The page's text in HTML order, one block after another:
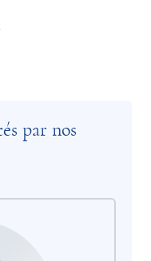
par nos